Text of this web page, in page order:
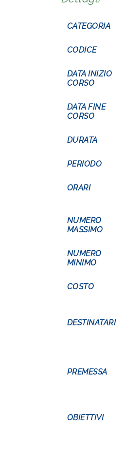
CATEGORIA
CODICE
DATA INIZIO
CORSO
DATA FINE
CORSO
DURATA
PERIODO
ORARI
NUMERO
MASSIMO
NUMERO
MINIMO
COSTO
DESTINATARI
PREMESSA
OBIETTIVI